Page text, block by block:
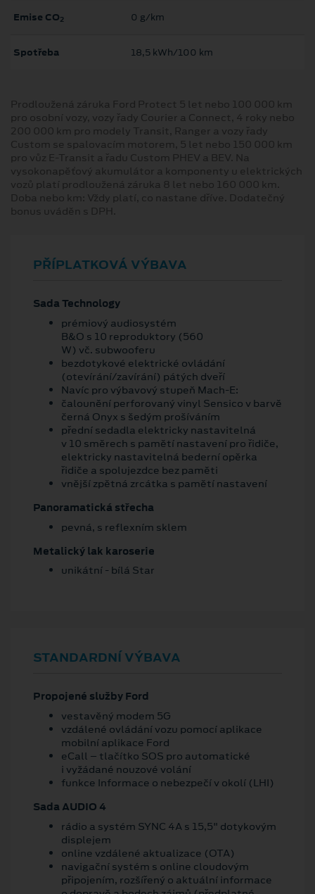
Emise CO2 0 g/km
Spotřeba 18,5 kWh/100 km
Prodloužená záruka Ford Protect 5 let nebo 100 000 km
pro osobní vozy, vozy řady Courier a Connect, 4 roky nebo
200 000 km pro modely Transit, Ranger a vozy řady
Custom se spalovacím motorem, 5 let nebo 150 000 km
pro vůz E-Transit a řadu Custom PHEV a BEV. Na
vysokonapěťový akumulátor a komponenty u elektrických
vozů platí prodloužená záruka 8 let nebo 160 000 km.
Doba nebo km: Vždy platí, co nastane dříve. Dodatečný
bonus uváděn s DPH.
PŘÍPLATKOVÁ VÝBAVA
Sada Technology
prémiový audiosystém
B&O s 10 reproduktory (560
W) vč. subwooferu
bezdotykové elektrické ovládání
(otevírání/zavírání) pátých dveří
Navíc pro výbavový stupeň Mach-E:
čalounění perforovaný vinyl Sensico v barvě
černá Onyx s šedým prošíváním
přední sedadla elektricky nastavitelná
v 10 směrech s pamětí nastavení pro řidiče,
elektricky nastavitelná bederní opěrka
řidiče a spolujezdce bez paměti
vnější zpětná zrcátka s pamětí nastavení
Panoramatická střecha
pevná, s reflexním sklem
Metalický lak karoserie
unikátní - bílá Star
STANDARDNÍ VÝBAVA
Propojené služby Ford
vestavěný modem 5G
vzdálené ovládání vozu pomocí aplikace
mobilní aplikace Ford
eCall – tlačítko SOS pro automatické
i vyžádané nouzové volání
funkce Informace o nebezpečí v okolí (LHI)
Sada AUDIO 4
rádio a systém SYNC 4A s 15,5" dotykovým
displejem
online vzdálené aktualizace (OTA)
navigační systém s online cloudovým
připojením, rozšířený o aktuální informace